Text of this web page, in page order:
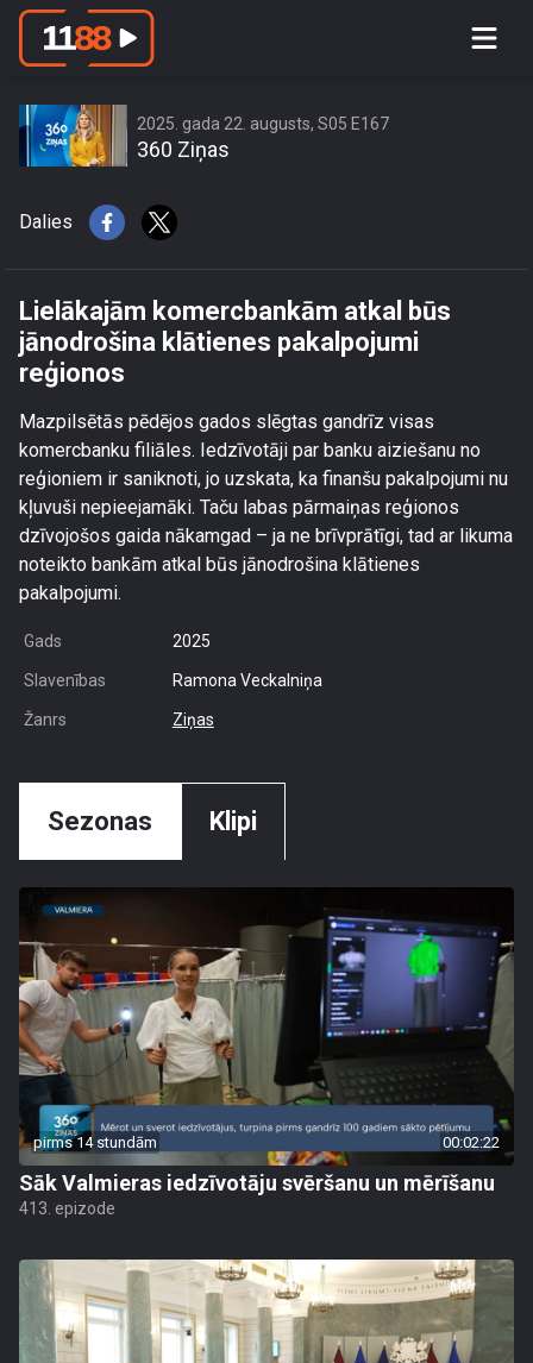
Lielākajām komercbankām atkal būs
2025. gada 22. augusts, S05 E167
360 Ziņas
Dalies
Lielākajām komercbankām atkal būs
jānodrošina klātienes pakalpojumi
reģionos
Mazpilsētās pēdējos gados slēgtas gandrīz visas
komercbanku filiāles. Iedzīvotāji par banku aiziešanu no
reģioniem ir saniknoti, jo uzskata, ka finanšu pakalpojumi nu
kļuvuši nepieejamāki. Taču labas pārmaiņas reģionos
dzīvojošos gaida nākamgad – ja ne brīvprātīgi, tad ar likuma
noteikto bankām atkal būs jānodrošina klātienes
pakalpojumi.
Gads 2025
Slavenības Ramona Veckalniņa
Žanrs Ziņas
Sezonas Klipi
pirms 14 stundām 00:02:22
Sāk Valmieras iedzīvotāju svēršanu un mērīšanu
413. epizode